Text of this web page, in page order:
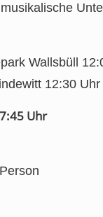
Wallsbüll
12:30 Uhr
Uhr